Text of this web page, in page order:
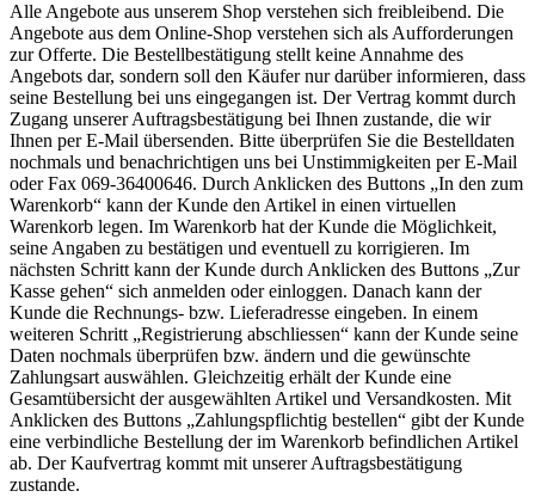
Alle Angebote aus unserem Shop verstehen sich freibleibend. Die
Angebote aus dem Online-Shop verstehen sich als Aufforderungen
zur Offerte. Die Bestellbestätigung stellt keine Annahme des
Angebots dar, sondern soll den Käufer nur darüber informieren, dass
seine Bestellung bei uns eingegangen ist. Der Vertrag kommt durch
Zugang unserer Auftragsbestätigung bei Ihnen zustande, die wir
Ihnen per E-Mail übersenden. Bitte überprüfen Sie die Bestelldaten
nochmals und benachrichtigen uns bei Unstimmigkeiten per E-Mail
oder Fax 069-36400646. Durch Anklicken des Buttons „In den zum
Warenkorb“ kann der Kunde den Artikel in einen virtuellen
Warenkorb legen. Im Warenkorb hat der Kunde die Möglichkeit,
seine Angaben zu bestätigen und eventuell zu korrigieren. Im
nächsten Schritt kann der Kunde durch Anklicken des Buttons „Zur
Kasse gehen“ sich anmelden oder einloggen. Danach kann der
Kunde die Rechnungs- bzw. Lieferadresse eingeben. In einem
weiteren Schritt „Registrierung abschliessen“ kann der Kunde seine
Daten nochmals überprüfen bzw. ändern und die gewünschte
Zahlungsart auswählen. Gleichzeitig erhält der Kunde eine
Gesamtübersicht der ausgewählten Artikel und Versandkosten. Mit
Anklicken des Buttons „Zahlungspflichtig bestellen“ gibt der Kunde
eine verbindliche Bestellung der im Warenkorb befindlichen Artikel
ab. Der Kaufvertrag kommt mit unserer Auftragsbestätigung
zustande.